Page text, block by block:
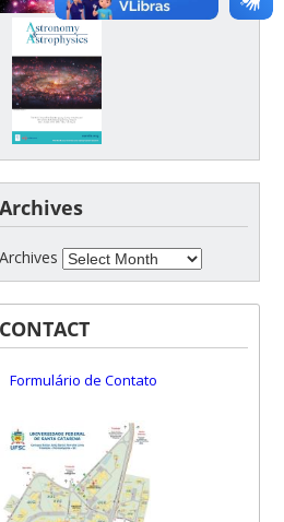
Archives
Archives
CONTACT
Formulário de Contato